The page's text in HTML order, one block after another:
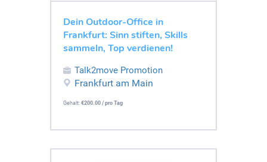
Dein Outdoor-Office in
Frankfurt: Sinn stiften, Skills
sammeln, Top verdienen!
Talk2move Promotion
Frankfurt am Main
Gehalt: €200.00 / pro Tag